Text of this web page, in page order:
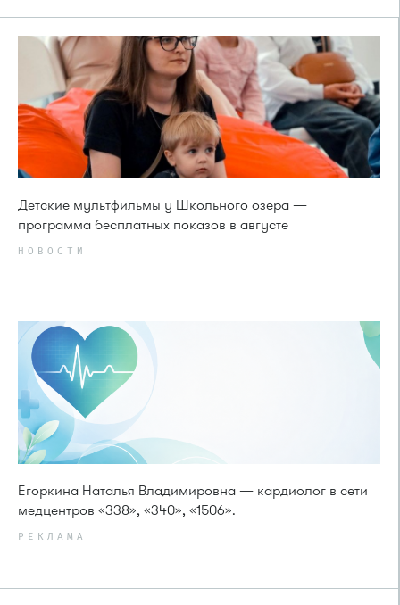
Детские мультфильмы у Школьного озера —
программа бесплатных показов в августе
НОВОСТИ
Егоркина Наталья Владимировна — кардиолог в сети
медцентров «338», «340», «1506».
РЕКЛАМА